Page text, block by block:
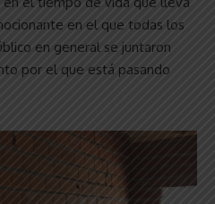
en el que todas los
en general se juntaron
por el que está pasando